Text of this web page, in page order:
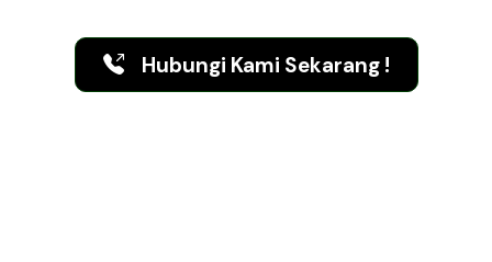
Hubungi Kami Sekarang !